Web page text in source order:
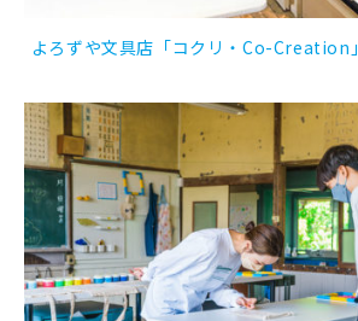
よろずや文具店「コクリ・Co-Creation」